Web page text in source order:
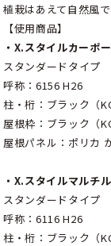
植栽はあえて自然風
【使用商品】
・X.スタイルカーポ
スタンダードタイプ
呼称：6156 H26
柱・桁：ブラック（KC
屋根枠：ブラック（KC
屋根パネル：ポリカ
・X.スタイルマルチ
スタンダードタイプ
呼称：6116 H26
柱・桁：ブラック（KC